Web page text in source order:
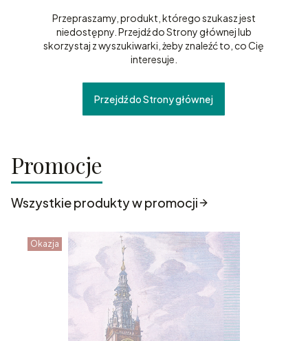
Przepraszamy, produkt, którego szukasz jest
niedostępny. Przejdź do Strony głównej lub
skorzystaj z wyszukiwarki, żeby znaleźć to, co Cię
interesuje.
Przejdź do Strony głównej
Promocje
Wszystkie produkty w promocji
Okazja